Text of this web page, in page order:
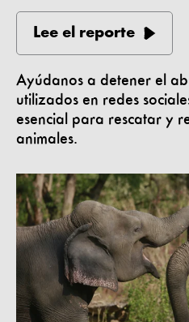
Lee el reporte
Ayúdanos a detener el
utilizados en redes
esencial para rescatar y
animales.